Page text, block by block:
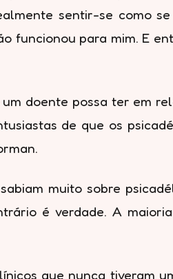
sentir-se como
funcionou para mim. E
doente possa ter em
de que os
muito sobre
é verdade. A
que nunca tiveram